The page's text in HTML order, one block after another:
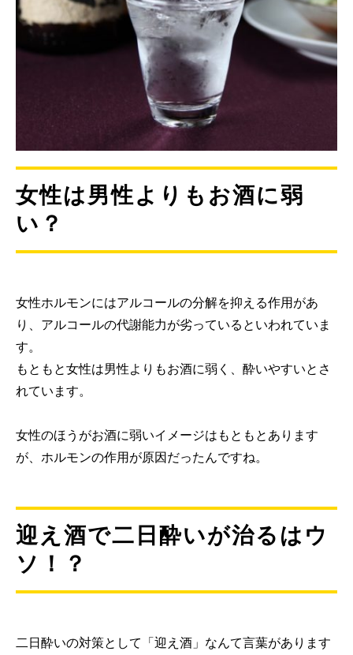
女性は男性よりもお酒に弱
い？
女性ホルモンにはアルコールの分解を抑える作用があ
り、アルコールの代謝能力が劣っているといわれていま
す。
もともと女性は男性よりもお酒に弱く、酔いやすいとさ
れています。
女性のほうがお酒に弱いイメージはもともとあります
が、ホルモンの作用が原因だったんですね。
迎え酒で二日酔いが治るはウ
ソ！？
二日酔いの対策として「迎え酒」なんて言葉があります